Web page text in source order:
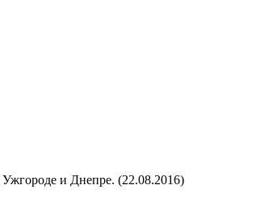
и Днепре. (22.08.2016)